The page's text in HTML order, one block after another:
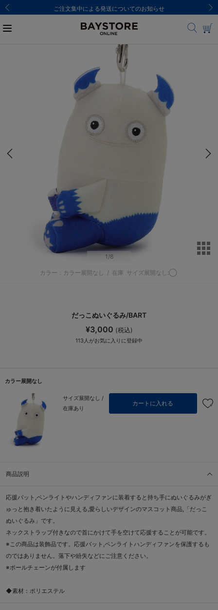
ご注文集中による発送についてのお知らせ
1 /8
カラー：カラー展開なし / 在庫 サイズ展開なし:◯
だっこぬいぐるみ/BART
¥3,000 (税込)
113 人がお気に入りに登録中
カラー展開なし
サイズ展開なし /
在庫あり
カートに入れる
商品説明
応援バット,ペンライトやハンディファンに装着すると持ち手にぬいぐるみがぎ
ゅっと抱き着いたように見える,愛らしいデザインのマスコット商品,「だっこ
ぬいぐるみ」です。
ネックストラップ付きなので首にかけて手を空けて応援することが可能です。
※この商品は装飾品です。応援バット,ペンライトハンディファンを保護するも
のではありません。落下や紛失などにご注意ください。
※ボールチェーンが付属します
◆素材：ポリエステル